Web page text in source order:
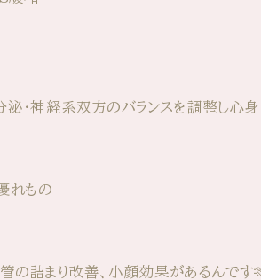
泌・神経系双方のバランスを調整し心
れもの
の詰まり改善、小顔効果があるんです